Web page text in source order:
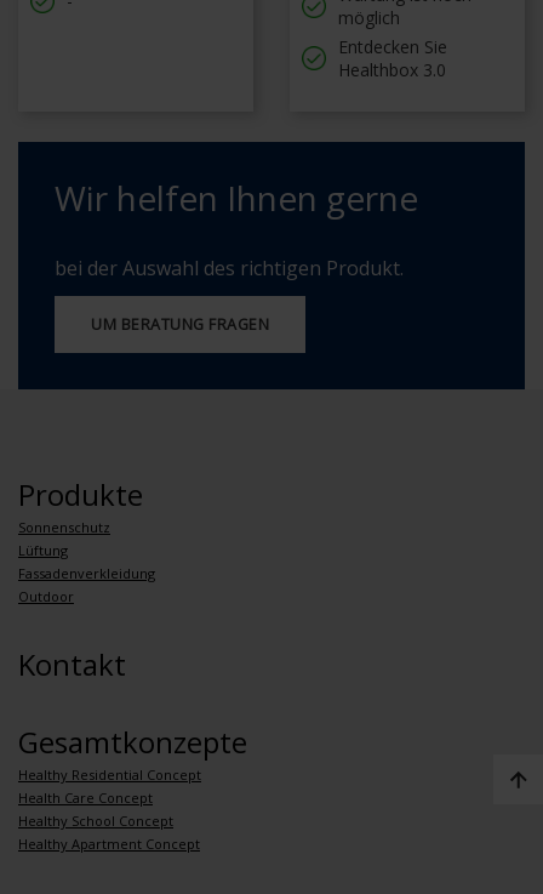
möglich
Entdecken Sie
Healthbox 3.0
Wir helfen Ihnen gerne
bei der Auswahl des richtigen Produkt.
UM BERATUNG FRAGEN
Produkte
Sonnenschutz
Lüftung
Fassadenverkleidung
Outdoor
Kontakt
Gesamtkonzepte
Healthy Residential Concept
Health Care Concept
Healthy School Concept
Healthy Apartment Concept